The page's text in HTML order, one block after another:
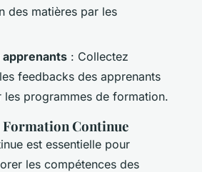
des matières par les
apprenants : Collectez
feedbacks des apprenants
les programmes de formation.
Continue
est essentielle pour
les compétences des